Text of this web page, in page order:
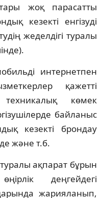
жоқ парасатты
кезекті енгізуді
жеделдігі туралы
интернетпен
қажетті
көмек
байланыс
кезекті брондау
және т.б.
ақпарат бұрын
деңгейдегі
жарияланып,